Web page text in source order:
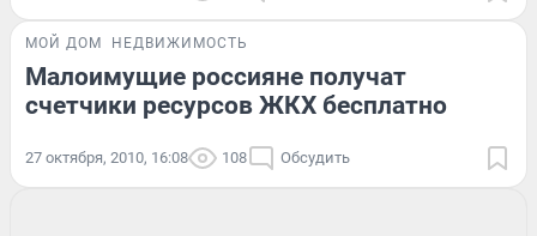
МОЙ ДОМ НЕДВИЖИМОСТЬ
Малоимущие россияне получат
счетчики ресурсов ЖКХ бесплатно
27 октября, 2010, 16:08 108 Обсудить